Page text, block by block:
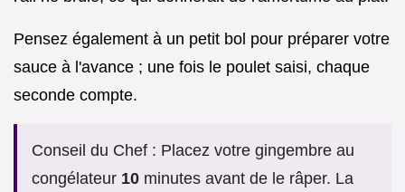
Pensez également à un petit bol pour préparer votre
sauce à l'avance ; une fois le poulet saisi, chaque
seconde compte.
Conseil du Chef : Placez votre gingembre au
congélateur 10 minutes avant de le râper. La